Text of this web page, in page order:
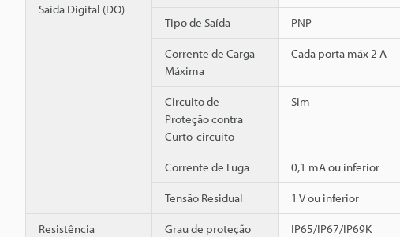
Saída Digital (DO)
Tipo de Saída PNP
Corrente de Carga
Máxima
Cada porta máx 2 A
Circuito de
Proteção contra
Curto-circuito
Sim
Corrente de Fuga 0,1 mA ou inferior
Tensão Residual 1 V ou inferior
Resistência
Grau de proteção IP65/IP67/IP69K